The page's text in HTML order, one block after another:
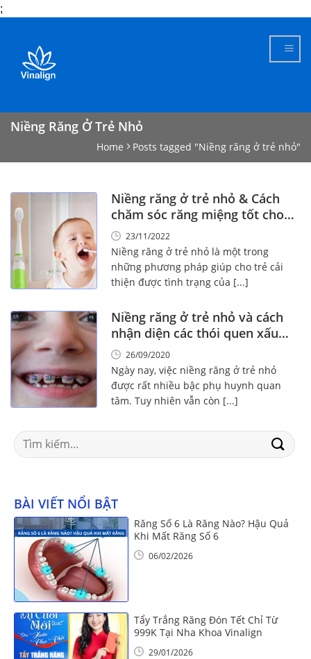
;
content
Niềng Răng Ở Trẻ Nhỏ
Home Posts tagged "Niềng răng ở trẻ nhỏ"
Niềng răng ở trẻ nhỏ & Cách
chăm sóc răng miệng tốt cho
trẻ23/11/2022
Niềng răng ở trẻ nhỏ là một trong
những phương pháp giúp cho trẻ cải
thiện được tình trạng của [...]
Niềng răng ở trẻ nhỏ và cách
nhận diện các thói quen xấu
gây hỏng răng
26/09/2020
Ngày nay, việc niềng răng ở trẻ nhỏ
được rất nhiều bậc phụ huynh quan
tâm. Tuy nhiên vẫn còn [...]
Search
for:
BÀI VIẾT NỔI BẬT
Răng Số 6 Là Răng Nào? Hậu Quả
Khi Mất Răng Số 6
06/02/2026
Tẩy Trắng Răng Đón Tết Chỉ Từ
999K Tại Nha Khoa Vinalign
29/01/2026